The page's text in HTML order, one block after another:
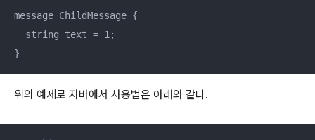
message ChildMessage {
  string text = 1;
}
위의 예제로 자바에서 사용법은 아래와 같다.